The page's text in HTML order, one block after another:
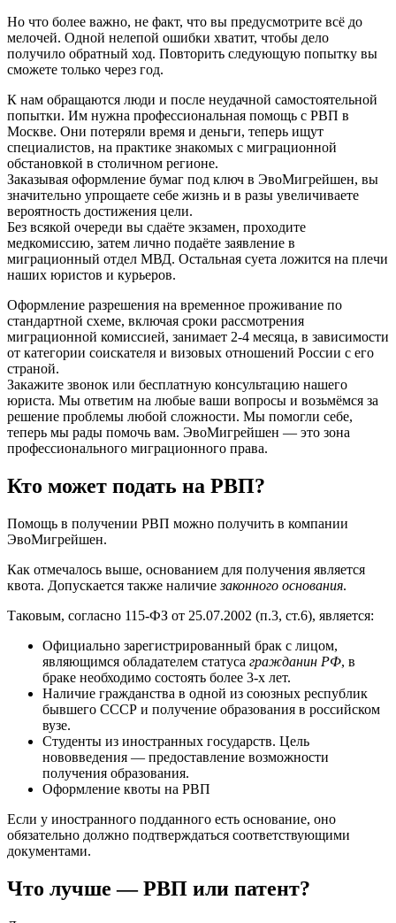
Но что более важно, не факт, что вы предусмотрите всё до
мелочей. Одной нелепой ошибки хватит, чтобы дело
получило обратный ход. Повторить следующую попытку вы
сможете только через год.
К нам обращаются люди и после неудачной самостоятельной
попытки. Им нужна профессиональная помощь с РВП в
Москве. Они потеряли время и деньги, теперь ищут
специалистов, на практике знакомых с миграционной
обстановкой в столичном регионе.
Заказывая оформление бумаг под ключ в ЭвоМигрейшен, вы
значительно упрощаете себе жизнь и в разы увеличиваете
вероятность достижения цели.
Без всякой очереди вы сдаёте экзамен, проходите
медкомиссию, затем лично подаёте заявление в
миграционный отдел МВД. Остальная суета ложится на плечи
наших юристов и курьеров.
Оформление разрешения на временное проживание по
стандартной схеме, включая сроки рассмотрения
миграционной комиссией, занимает 2-4 месяца, в зависимости
от категории соискателя и визовых отношений России с его
страной.
Закажите звонок или бесплатную консультацию нашего
юриста. Мы ответим на любые ваши вопросы и возьмёмся за
решение проблемы любой сложности. Мы помогли себе,
теперь мы рады помочь вам. ЭвоМигрейшен — это зона
профессионального миграционного права.
Кто может подать на РВП?
Помощь в получении РВП можно получить в компании
ЭвоМигрейшен.
Как отмечалось выше, основанием для получения является
квота. Допускается также наличиезаконного основания.
Таковым, согласно 115-ФЗ от 25.07.2002 (п.3, ст.6), является:
Официально зарегистрированный брак с лицом,
являющимся обладателем статуса гражданин РФ, в
браке необходимо состоять более 3-х лет.
Наличие гражданства в одной из союзных республик
бывшего СССР и получение образования в российском
вузе.
Студенты из иностранных государств. Цель
нововведения — предоставление возможности
получения образования.
Оформление квоты на РВП
Если у иностранного подданного есть основание, оно
обязательно должно подтверждаться соответствующими
документами.
Что лучше — РВП или патент?